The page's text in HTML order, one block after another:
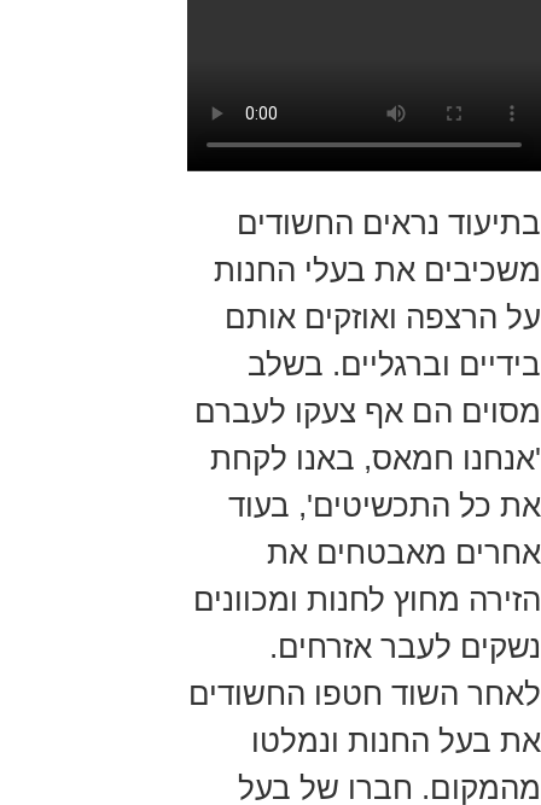
בתיעוד נראים החשודים
משכיבים את בעלי החנות
על הרצפה ואוזקים אותם
בידיים וברגליים. בשלב
מסוים הם אף צעקו לעברם
'אנחנו חמאס, באנו לקחת
את כל התכשיטים', בעוד
אחרים מאבטחים את
הזירה מחוץ לחנות ומכוונים
נשקים לעבר אזרחים.
לאחר השוד חטפו החשודים
את בעל החנות ונמלטו
מהמקום. חברו של בעל